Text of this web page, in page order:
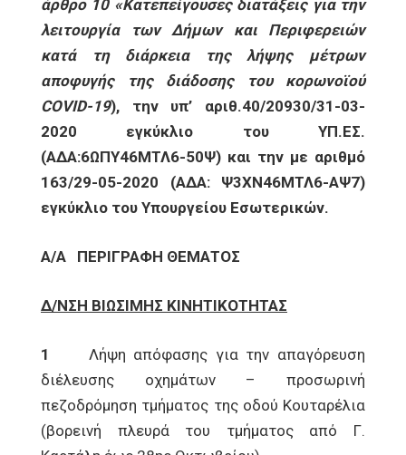
άρθρο 10 «Κατεπείγουσες διατάξεις για την
λειτουργία των Δήμων και Περιφερειών
κατά τη διάρκεια της λήψης μέτρων
αποφυγής της διάδοσης του κορωνοϊού
COVID-19), την υπ’ αριθ.40/20930/31-03-
2020 εγκύκλιο του ΥΠ.ΕΣ.
(ΑΔΑ:6ΩΠΥ46ΜΤΛ6-50Ψ) και την με αριθμό
163/29-05-2020 (ΑΔΑ: Ψ3ΧΝ46ΜΤΛ6-ΑΨ7)
εγκύκλιο του Υπουργείου Εσωτερικών.
Α/Α ΠΕΡΙΓΡΑΦΗ ΘΕΜΑΤΟΣ
Δ/ΝΣΗ ΒΙΩΣΙΜΗΣ ΚΙΝΗΤΙΚΟΤΗΤΑΣ
1
Λήψη απόφασης για την απαγόρευση
διέλευσης οχημάτων – προσωρινή
πεζοδρόμηση τμήματος της οδού Κουταρέλια
(βορεινή πλευρά του τμήματος από Γ.